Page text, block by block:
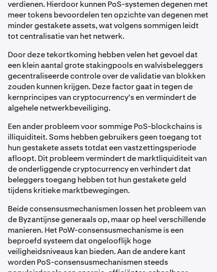
verdienen. Hierdoor kunnen PoS-systemen degenen met
meer tokens bevoordelen ten opzichte van degenen met
minder gestakete assets, wat volgens sommigen leidt
tot centralisatie van het netwerk.
Door deze tekortkoming hebben velen het gevoel dat
een klein aantal grote stakingpools en walvisbeleggers
gecentraliseerde controle over de validatie van blokken
zouden kunnen krijgen. Deze factor gaat in tegen de
kernprincipes van cryptocurrency's en vermindert de
algehele netwerkbeveiliging.
Een ander probleem voor sommige PoS-blockchains is
illiquiditeit. Soms hebben gebruikers geen toegang tot
hun gestakete assets totdat een vastzettingsperiode
afloopt. Dit probleem vermindert de marktliquiditeit van
de onderliggende cryptocurrency en verhindert dat
beleggers toegang hebben tot hun gestakete geld
tijdens kritieke marktbewegingen.
Beide consensusmechanismen lossen het probleem van
de Byzantijnse generaals op, maar op heel verschillende
manieren. Het PoW-consensusmechanisme is een
beproefd systeem dat ongelooflijk hoge
veiligheidsniveaus kan bieden. Aan de andere kant
worden PoS-consensusmechanismen steeds